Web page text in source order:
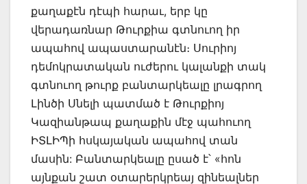
քաղաքէն դէպի հարաւ, երբ կը
վերադառնար Թուրքիա գտնուող իր
ապահով ապաստարանէն։ Սուրիոյ
դեմոկրատական ուժերու կալանքի տակ
գտնուող թուրք բանտարկեալը լրագրող
Լինծի Սնելի պատմած է Թուրքիոյ
Կազիանթապ քաղաքին մէջ պահուող
ԻՏԼԻՊի հսկայական ապահով տան
մասին: Բանտարկեալը ըսած է՝ «հոն
այնքան շատ օտարերկրեայ զինեալներ